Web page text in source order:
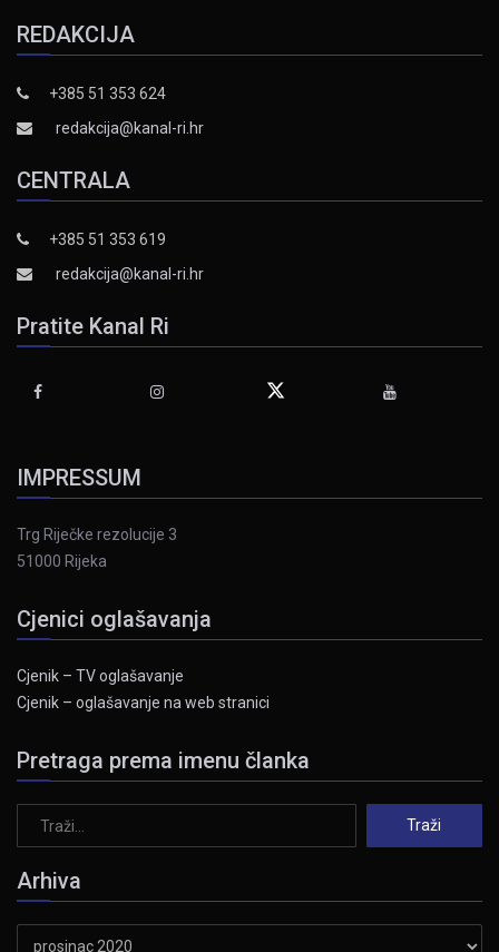
REDAKCIJA
+385 51 353 624
redakcija@kanal-ri.hr
CENTRALA
+385 51 353 619
redakcija@kanal-ri.hr
Pratite Kanal Ri
IMPRESSUM
Trg Riječke rezolucije 3
51000 Rijeka
Cjenici oglašavanja
Cjenik – TV oglašavanje
Cjenik – oglašavanje na web stranici
Pretraga prema imenu članka
Arhiva